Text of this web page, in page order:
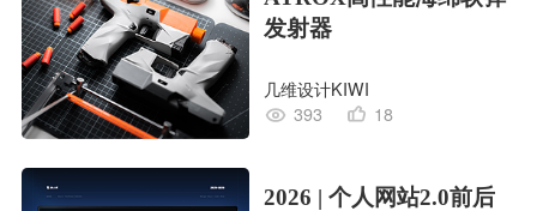
发射器
几维设计KIWI
393
18
2026 | 个人网站2.0前后